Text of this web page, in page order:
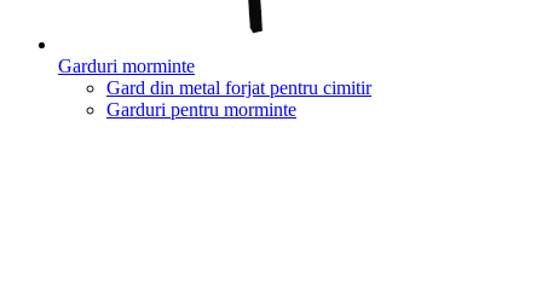
Garduri morminte
Gard din metal forjat pentru cimitir
Garduri pentru morminte